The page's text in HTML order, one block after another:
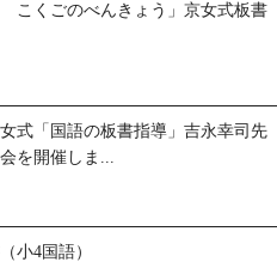
こくごのべんきょう」京女式板書
式「国語の板書指導」吉永幸司先
を開催しま...
小4国語）